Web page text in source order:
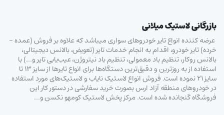
بازرگانی لاستیک میلانی
عرضه کننده انواع تایر خودروهای سواری میباشد که علاوه بر فروش (عمده –
خرده‌) تایر خودرو، اقدام به انجام خدمات تایر (تعویض، بالانس دیجیتالی،
بالانس روکار، تنظیم باد معمولی، تنظیم باد نیتروژن، عیب‌یابی تایر و…) با
استفاده از به روزترین و دقیق‌ترین دستگاه‌ها برای انواع تایرها از سایز ۱۳ تا
سایز ۲۱ نموده است. فروش انواع لاستیک‌ نایاب و لاستیک‌های مورد استفاده
در خودروهای منطقه آزاد ارس بصورت خرید سفارشی در دستور کار این
فروشگاه گنجانده شده است. مرکز پخش لاستیک کومهو نکسن و…